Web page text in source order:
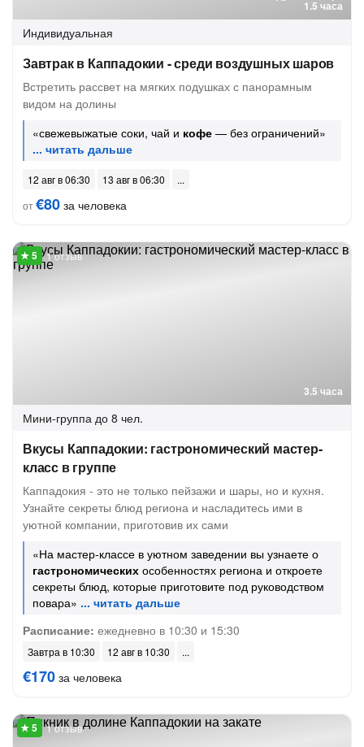
1.5 часа
Индивидуальная
Завтрак в Каппадокии - среди воздушных шаров
Встретить рассвет на мягких подушках с панорамным
видом на долины
«свежевыжатые соки, чай и кофе — без ограничений»
12 авг в 06:30
13 авг в 06:30
от€80 за человека
3.5 часа
1 отзыв
Мини-группа до 8 чел.
Вкусы Каппадокии: гастрономический мастер-
класс в группе
Каппадокия - это не только пейзажи и шары, но и кухня.
Узнайте секреты блюд региона и насладитесь ими в
уютной компании, приготовив их сами
«На мастер-классе в уютном заведении вы узнаете о
гастрономических особенностях региона и откроете
секреты блюд, которые приготовите под руководством
повара»
Расписание: ежедневно в 10:30 и 15:30
Завтра в 10:30 12 авг в 10:30
€170 за человека
1 отзыв